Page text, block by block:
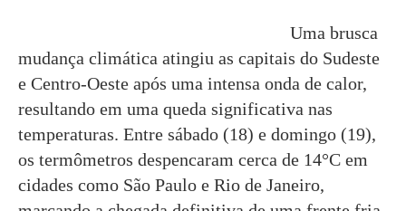
Uma brusca
mudança climática atingiu as capitais do Sudeste
e Centro-Oeste após uma intensa onda de calor,
resultando em uma queda significativa nas
temperaturas. Entre sábado (18) e domingo (19),
os termômetros despencaram cerca de 14°C em
cidades como São Paulo e Rio de Janeiro,